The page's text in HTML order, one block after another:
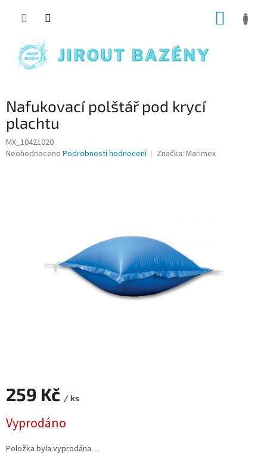
Nafukovací polštář pod krycí
plachtu
MX_10421020
Průměrné hodnocení produktu je 0,0 z 5 hvězdiček.
Neohodnoceno Podrobnosti hodnocení Značka: Marimex
259 Kč / ks
Vyprodáno
Položka byla vyprodána…